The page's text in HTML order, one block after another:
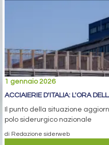
1 gennaio 2026
ACCIAIERIE D'ITALIA: L'ORA
Il punto della situazione
polo siderurgico nazionale
di Redazione siderweb